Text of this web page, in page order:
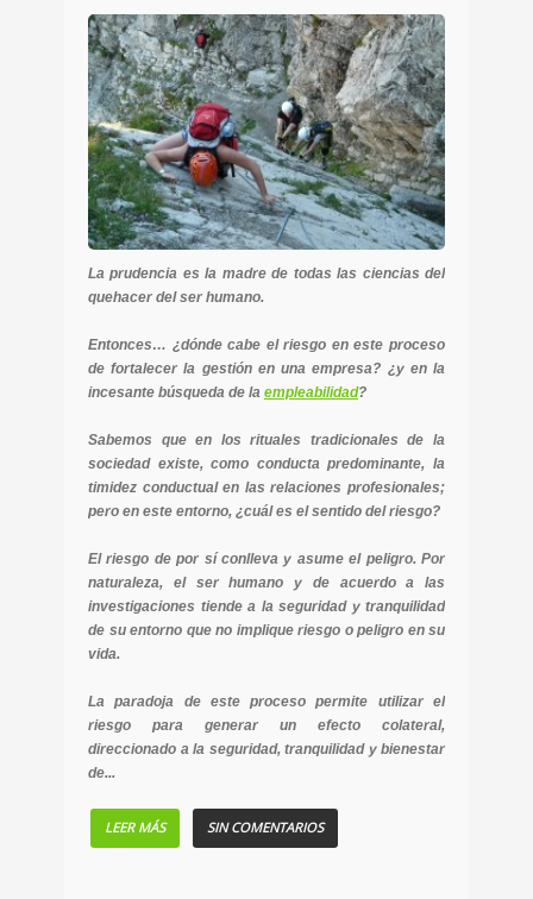
La prudencia es la madre de todas las ciencias del
quehacer del ser humano.
Entonces… ¿dónde cabe el riesgo en este proceso
de fortalecer la gestión en una empresa? ¿y en la
incesante búsqueda de la empleabilidad?
Sabemos que en los rituales tradicionales de la
sociedad existe, como conducta predominante, la
timidez conductual en las relaciones profesionales;
pero en este entorno, ¿cuál es el sentido del riesgo?
El riesgo de por sí conlleva y asume el peligro. Por
naturaleza, el ser humano y de acuerdo a las
investigaciones tiende a la seguridad y tranquilidad
de su entorno que no implique riesgo o peligro en su
vida.
La paradoja de este proceso permite utilizar el
riesgo para generar un efecto colateral,
direccionado a la seguridad, tranquilidad y bienestar
de...
LEER MÁS SIN COMENTARIOS